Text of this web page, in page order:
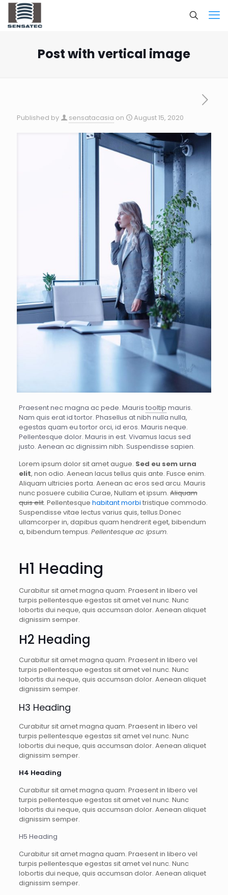
Post with vertical image
Published by sensatacasia on August 15, 2020
Praesent nec magna ac pede. Mauris tooltip mauris.
Nam quis erat id tortor. Phasellus at nibh nulla nulla,
egestas quam eu tortor orci, id eros. Mauris neque.
Pellentesque dolor. Mauris in est. Vivamus lacus sed
justo. Aenean ac dignissim nibh. Suspendisse sapien.
Lorem ipsum dolor sit amet augue. Sed eu sem urna
elit, non odio. Aenean lacus tellus quis ante. Fusce enim.
Aliquam ultricies porta. Aenean ac eros sed arcu. Mauris
nunc posuere cubilia Curae, Nullam et ipsum.Aliquam
quis elit. Pellentesque habitant morbi tristique commodo.
Suspendisse vitae lectus varius quis, tellus.Donec
ullamcorper in, dapibus quam hendrerit eget, bibendum
a, bibendum tempus. Pellentesque ac ipsum.
H1 Heading
Curabitur sit amet magna quam. Praesent in libero vel
turpis pellentesque egestas sit amet vel nunc. Nunc
lobortis dui neque, quis accumsan dolor. Aenean aliquet
dignissim semper.
H2 Heading
Curabitur sit amet magna quam. Praesent in libero vel
turpis pellentesque egestas sit amet vel nunc. Nunc
lobortis dui neque, quis accumsan dolor. Aenean aliquet
dignissim semper.
H3 Heading
Curabitur sit amet magna quam. Praesent in libero vel
turpis pellentesque egestas sit amet vel nunc. Nunc
lobortis dui neque, quis accumsan dolor. Aenean aliquet
dignissim semper.
H4 Heading
Curabitur sit amet magna quam. Praesent in libero vel
turpis pellentesque egestas sit amet vel nunc. Nunc
lobortis dui neque, quis accumsan dolor. Aenean aliquet
dignissim semper.
H5 Heading
Curabitur sit amet magna quam. Praesent in libero vel
turpis pellentesque egestas sit amet vel nunc. Nunc
lobortis dui neque, quis accumsan dolor. Aenean aliquet
dignissim semper.